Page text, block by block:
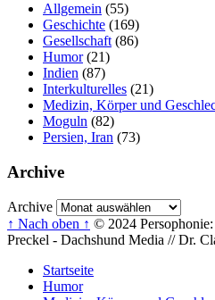
Allgemein (55)
Geschichte (169)
Gesellschaft (86)
Humor(21)
Indien (87)
Interkulturelles (21)
Medizin, Körper und
Moguln (82)
Persien, Iran (73)
Archive
Archive
↑ Nach oben ↑ © 2024
Preckel - Dachshund Media // Dr.
Startseite
Humor